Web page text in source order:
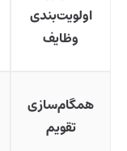
اولویت‌بندی
وظایف
همگام‌سازی
تقویم